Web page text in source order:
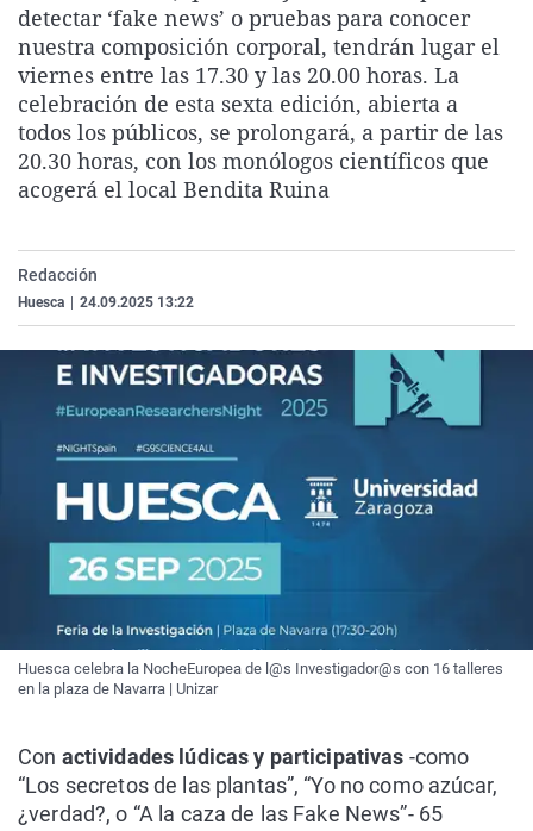
La rosa de los vientos
Gente viajera
Como el perro y el
Caso
Retornados
Equipo de
Operación Viuda
Extremadura
Galicia
La Rioja
Navarra
Virales
Televisión
Elecciones
detectar ‘fake news’ o pruebas para conocer
nuestra composición corporal, tendrán lugar el
viernes entre las 17.30 y las 20.00 horas. La
celebración de esta sexta edición, abierta a
todos los públicos, se prolongará, a partir de las
20.30 horas, con los monólogos científicos que
acogerá el local Bendita Ruina
Redacción
Huesca 24.09.2025 13:22
Huesca celebra la NocheEuropea de l@s Investigador@s con 16 talleres
en la plaza de Navarra | Unizar
Con actividades lúdicas y participativas -como
“Los secretos de las plantas”, “Yo no como azúcar,
¿verdad?, o “A la caza de las Fake News”- 65